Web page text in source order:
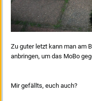
Zu guter letzt kann man am
anbringen, um das MoBo
Mir gefällts, euch auch?